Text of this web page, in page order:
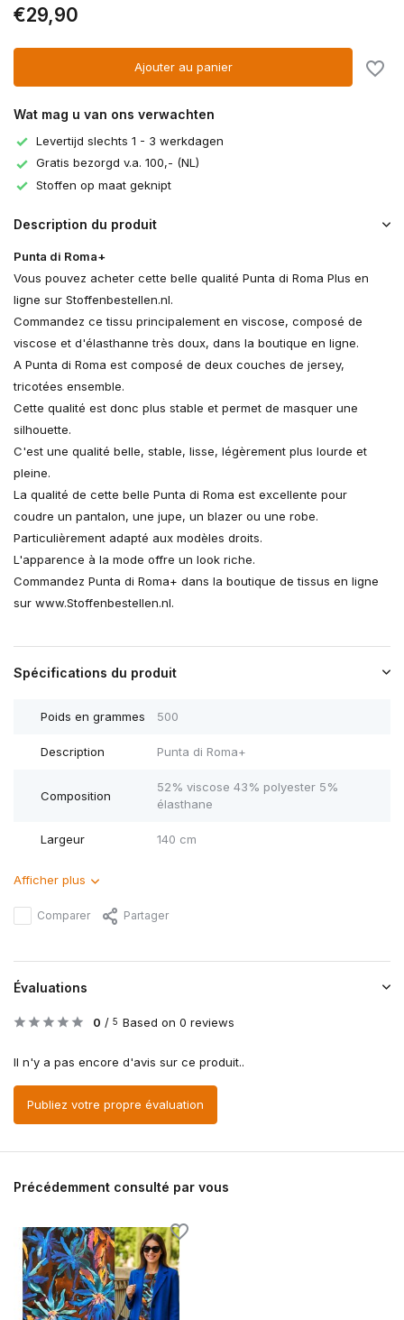
€29,90
Ajouter au panier
Wat mag u van ons verwachten
Levertijd slechts 1 - 3 werkdagen
Gratis bezorgd v.a. 100,- (NL)
Stoffen op maat geknipt
Description du produit
Punta di Roma+
Vous pouvez acheter cette belle qualité Punta di Roma Plus en
ligne sur Stoffenbestellen.nl.
Commandez ce tissu principalement en viscose, composé de
viscose et d'élasthanne très doux, dans la boutique en ligne.
A Punta di Roma est composé de deux couches de jersey,
tricotées ensemble.
Cette qualité est donc plus stable et permet de masquer une
silhouette.
C'est une qualité belle, stable, lisse, légèrement plus lourde et
pleine.
La qualité de cette belle Punta di Roma est excellente pour
coudre un pantalon, une jupe, un blazer ou une robe.
Particulièrement adapté aux modèles droits.
L'apparence à la mode offre un look riche.
Commandez Punta di Roma+ dans la boutique de tissus en ligne
sur www.Stoffenbestellen.nl.
Spécifications du produit
Poids en grammes 500
Description Punta di Roma+
Composition
52% viscose 43% polyester 5%
élasthane
Largeur 140 cm
Afficher plus
Comparer Partager
Évaluations
0 / 5 Based on 0 reviews
Il n'y a pas encore d'avis sur ce produit..
Publiez votre propre évaluation
Précédemment consulté par vous